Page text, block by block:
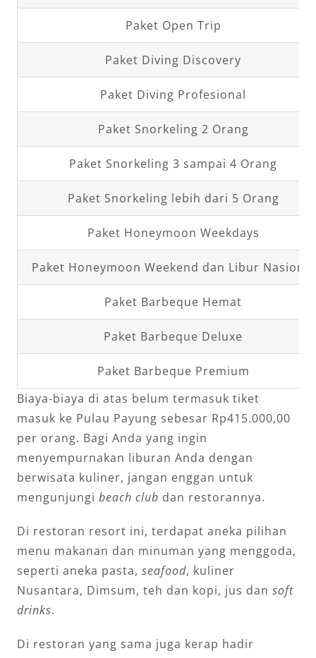
Paket Open Trip
Paket Diving Discovery
Paket Diving Profesional
Paket Snorkeling 2 Orang
Paket Snorkeling 3 sampai 4 Orang
Paket Snorkeling lebih dari 5 Orang
Paket Honeymoon Weekdays
Paket Honeymoon Weekend dan Libur Nasional
Paket Barbeque Hemat
Paket Barbeque Deluxe
Paket Barbeque Premium
Biaya-biaya di atas belum termasuk tiket
masuk ke Pulau Payung sebesar Rp415.000,00
per orang. Bagi Anda yang ingin
menyempurnakan liburan Anda dengan
berwisata kuliner, jangan enggan untuk
mengunjungi beach club dan restorannya.
Di restoran resort ini, terdapat aneka pilihan
menu makanan dan minuman yang menggoda,
seperti aneka pasta, seafood, kuliner
Nusantara, Dimsum, teh dan kopi, jus dan soft
drinks.
Di restoran yang sama juga kerap hadir